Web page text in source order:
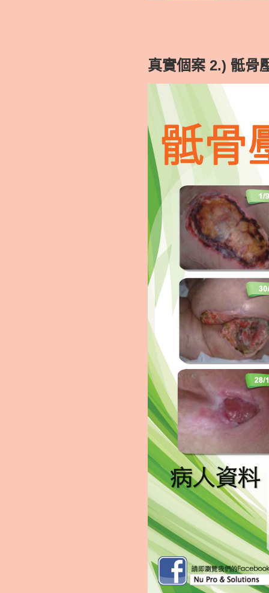
真實個案 2.) 骶骨